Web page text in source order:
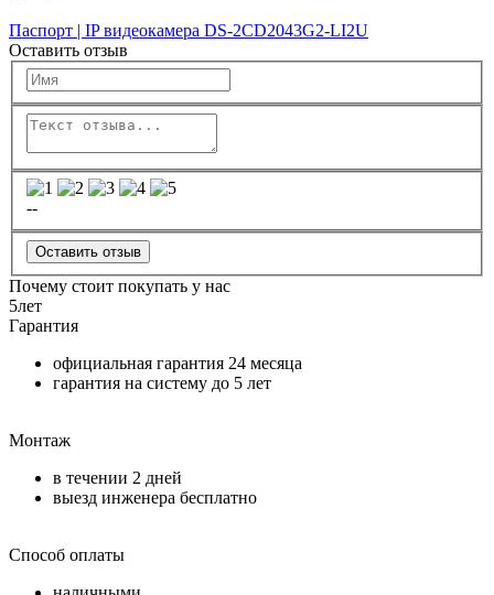
Паспорт | IP видеокамера DS-2CD2043G2-LI2U
Оставить отзыв
--
Оставить отзыв
Почему стоит покупать у нас
5лет
Гарантия
официальная гарантия 24 месяца
гарантия на систему до 5 лет
Монтаж
в течении 2 дней
выезд инженера бесплатно
Способ оплаты